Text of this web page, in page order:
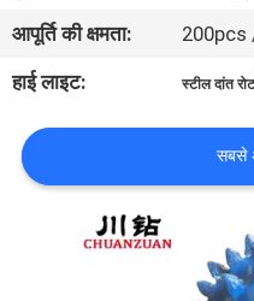
संपर्क
करें
एक
उद्धरण
आपूर्ति की क्षमता:
200pcs
हाई लाइट:
स्टील दांत
सबसे